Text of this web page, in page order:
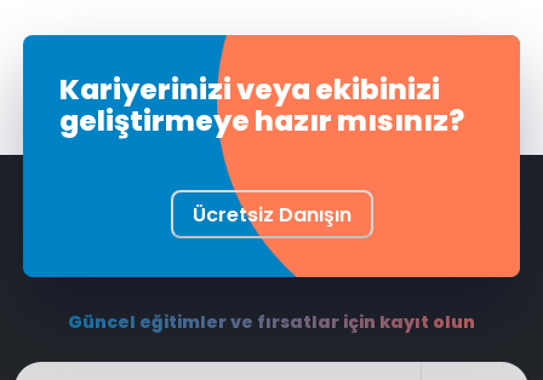
Kariyerinizi veya ekibinizi
geliştirmeye hazır mısınız?
Ücretsiz Danışın
Güncel eğitimler ve fırsatlar için kayıt olun